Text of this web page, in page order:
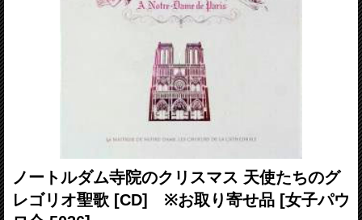
ノートルダム寺院のクリスマス 天使たちのグ
レゴリオ聖歌 [CD] ※お取り寄せ品 [女子パウ